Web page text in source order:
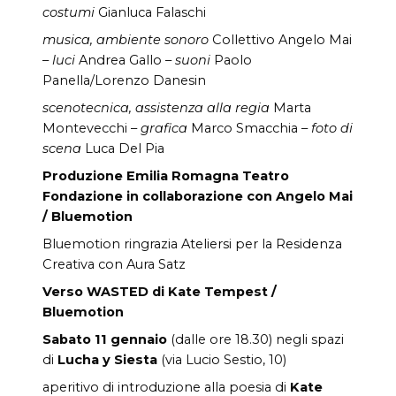
costumi Gianluca Falaschi
musica, ambiente sonoro Collettivo Angelo Mai
–luci Andrea Gallo –suoni Paolo
Panella/Lorenzo Danesin
scenotecnica, assistenza alla regia Marta
Montevecchi –grafica Marco Smacchia – foto di
scena Luca Del Pia
Produzione Emilia Romagna Teatro
Fondazione in collaborazione con Angelo Mai
/ Bluemotion
Bluemotion ringrazia Ateliersi per la Residenza
Creativa con Aura Satz
Verso WASTED di Kate Tempest /
Bluemotion
Sabato 11 gennaio (dalle ore 18.30) negli spazi
di Lucha y Siesta (via Lucio Sestio, 10)
aperitivo di introduzione alla poesia di Kate